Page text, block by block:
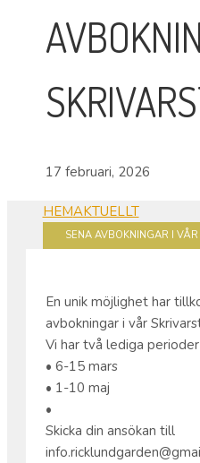
17 februari, 2026
HEMAKTUELLT
SENA AVBOKNINGAR I
En unik möjlighet har
avbokningar i vår
Vi har två lediga
• 6-15 mars
• 1-10 maj
•
Skicka din ansökan till